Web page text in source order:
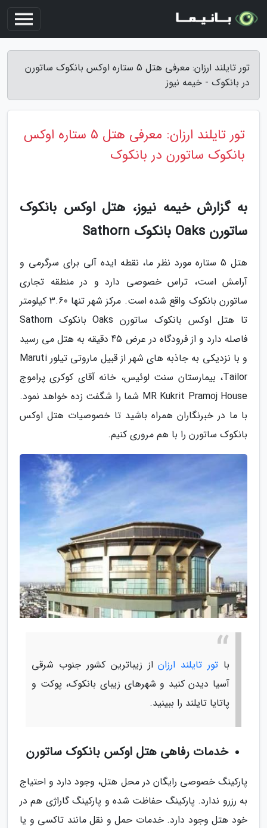
تور تایلند ارزان: معرفی هتل 5 ستاره اوکس بانکوک ساتورن
در بانکوک - خیمه نیوز
تور تایلند ارزان: معرفی هتل 5 ستاره اوکس
بانکوک ساتورن در بانکوک
به گزارش خیمه نیوز، هتل اوکس بانکوک
ساتورن Oaks بانکوک Sathorn
هتل 5 ستاره مورد نظر ما، نقطه ایده آلی برای سرگرمی و
آرامش است، تراس خصوصی دارد و در منطقه تجاری
ساتورن بانکوک واقع شده است. مرکز شهر تنها 3.60 کیلومتر
تا هتل اوکس بانکوک ساتورن Oaks بانکوک Sathorn
فاصله دارد و از فرودگاه در عرض 45 دقیقه به هتل می رسید
و با نزدیکی به جاذبه های شهر از قبیل ماروتی تیلور Maruti
Tailor، بیمارستان سنت لوئیس، خانه آقای کوکری پراموج
MR Kukrit Pramoj House شما را شگفت زده خواهد نمود.
با ما در خبرنگاران همراه باشید تا خصوصیات هتل اوکس
بانکوک ساتورن را با هم مروری کنیم.
با تور تایلند ارزاناز زیباترین کشور جنوب شرقی
آسیا دیدن کنید و شهرهای زیبای بانکوک، پوکت و
پاتایا تایلند را ببینید.
خدمات رفاهی هتل اوکس بانکوک ساتورن
پارکینگ خصوصی رایگان در محل هتل، وجود دارد و احتیاج
به رزرو ندارد. پارکینگ حفاظت شده و پارکینگ گاراژی هم در
خود هتل وجود دارد. خدمات حمل و نقل مانند تاکسی و یا